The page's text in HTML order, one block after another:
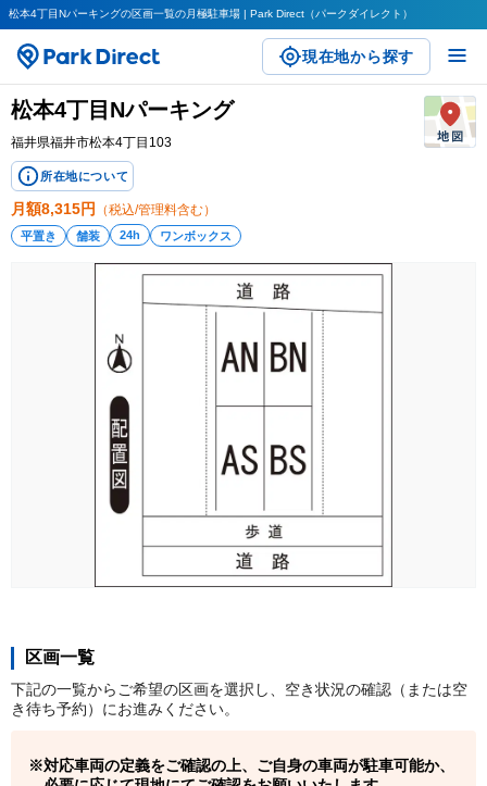
松本4丁目Nパーキングの区画一覧の月極駐車場 | Park Direct（パークダイレクト）
現在地から探す
松本4丁目Nパーキング
福井県福井市松本4丁目103
所在地について
月額8,315円 （税込/管理料含む）
平置き 舗装 24h ワンボックス
区画一覧
下記の一覧からご希望の区画を選択し、空き状況の確認（または空
き待ち予約）にお進みください。
対応車両の定義をご確認の上、ご自身の車両が駐車可能か、